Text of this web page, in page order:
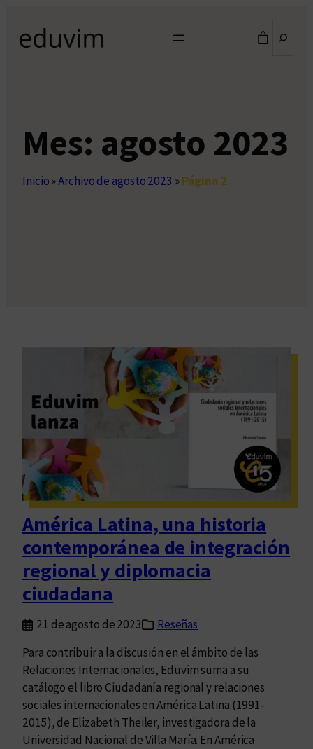
contenido
Mes: agosto 2023
Inicio»Archivo de agosto 2023 »Página 2
América Latina, una historia
contemporánea de integración
regional y diplomacia
ciudadana
21 de agosto de 2023
Reseñas
Para contribuir a la discusión en el ámbito de las
Relaciones Internacionales, Eduvim suma a su
catálogo el libro Ciudadanía regional y relaciones
sociales internacionales en América Latina (1991-
2015), de Elizabeth Theiler, investigadora de la
Universidad Nacional de Villa María. En América